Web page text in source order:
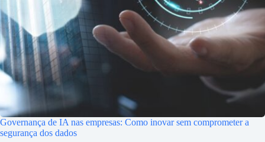
Governança de IA nas empresas: Como inovar sem comprometer a
segurança dos dados